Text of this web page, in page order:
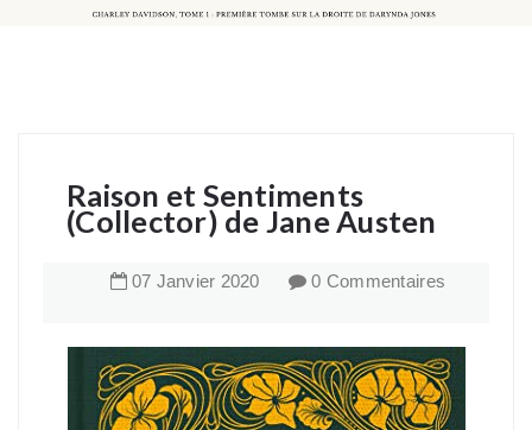
Raison et Sentiments
(Collector) de Jane Austen
07 Janvier 2020 0 Commentaires